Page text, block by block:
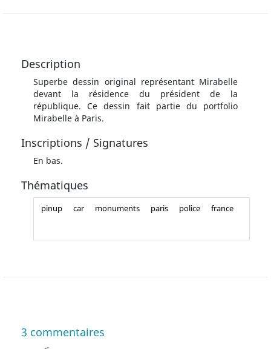
Description
Superbe dessin original représentant Mirabelle
devant la résidence du président de la
république. Ce dessin fait partie du portfolio
Mirabelle à Paris.
Inscriptions / Signatures
En bas.
Thématiques
pinup car monuments paris police france
3 commentaires